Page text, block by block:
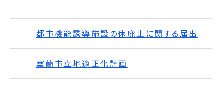
都市機能誘導施設の休廃止に関する届出
室蘭市立地適正化計画